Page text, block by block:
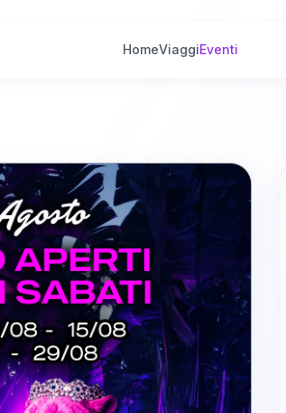
HomeViaggiEventi